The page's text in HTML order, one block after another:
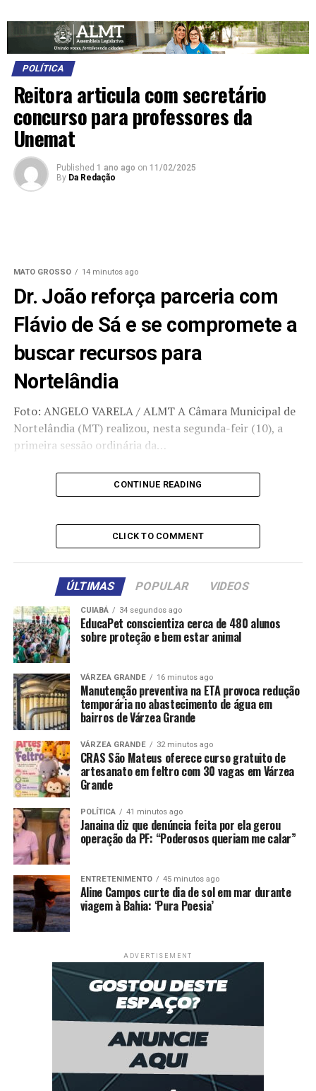
POLÍTICA
Reitora articula com secretário
concurso para professores da
Unemat
Published 1 ano ago on 11/02/2025
By Da Redação
MATO GROSSO 14 minutos ago
Dr. João reforça parceria com
Flávio de Sá e se compromete a
buscar recursos para
Nortelândia
Foto: ANGELO VARELA / ALMT A Câmara Municipal de
Nortelândia (MT) realizou, nesta segunda-feir (10), a
primeira sessão ordinária da…
RELATED TOPICS: ARTICULA CONCURSO
DESTAQUE
POLITICA PROFESSORES
UNEMAT
UP NEXT
Haddad sinaliza maior impacto do pacote fiscal em 2025
Reitora articula com secretário concurso para
professores da Unemat
CONTINUE READING
CLICK TO COMMENT
ÚLTIMAS POPULAR VIDEOS
CUIABÁ 34 segundos ago
EducaPet conscientiza cerca de 480 alunos
sobre proteção e bem estar animal
VÁRZEA GRANDE 16 minutos ago
Manutenção preventiva na ETA provoca redução
temporária no abastecimento de água em
bairros de Várzea Grande
VÁRZEA GRANDE 32 minutos ago
CRAS São Mateus oferece curso gratuito de
artesanato em feltro com 30 vagas em Várzea
Grande
POLÍTICA 41 minutos ago
Janaina diz que denúncia feita por ela gerou
operação da PF: “Poderosos queriam me calar”
ENTRETENIMENTO 45 minutos ago
Aline Campos curte dia de sol em mar durante
viagem à Bahia: ‘Pura Poesia’
ADVERTISEMENT